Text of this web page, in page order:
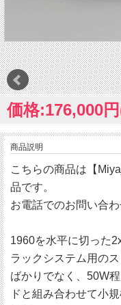
価格:176,000
商品説明
こちらの商品は【
品です。
お電話でのお問い合
1960を水平に切った
ラックシステム用の
ばかりでなく、50W
ドと組み合わせて小